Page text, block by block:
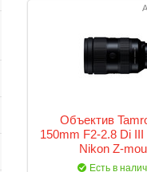
Объектив
150mm F2-2.8 Di
Nikon Z-
Есть в